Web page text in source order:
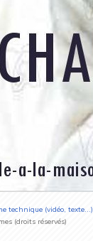
technique (vidéo, texte...)
(droits réservés)